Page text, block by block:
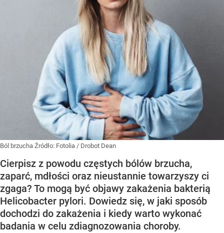
Ból brzucha Źródło: Fotolia / Drobot Dean
Cierpisz z powodu częstych bólów brzucha,
zaparć, mdłości oraz nieustannie towarzyszy ci
zgaga? To mogą być objawy zakażenia bakterią
Helicobacter pylori. Dowiedz się, w jaki sposób
dochodzi do zakażenia i kiedy warto wykonać
badania w celu zdiagnozowania choroby.